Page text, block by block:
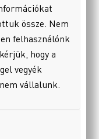
össze. Nem
felhasználónk
hogy a
vegyék
vállalunk.